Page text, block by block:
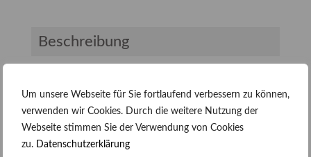
Um unsere Webseite für Sie fortlaufend verbessern zu können,
verwenden wir Cookies. Durch die weitere Nutzung der
Webseite stimmen Sie der Verwendung von Cookies
zu.
Datenschutzerklärung
Beschreibung
Edition fasziniert in jeder Hinsicht. Das neue
Lichtkonzept unterstreicht das Design, das
ergonomische Tastenfeld verbessert das Handling
und die neue Software-Generation Volume 2
steigert die Performance.